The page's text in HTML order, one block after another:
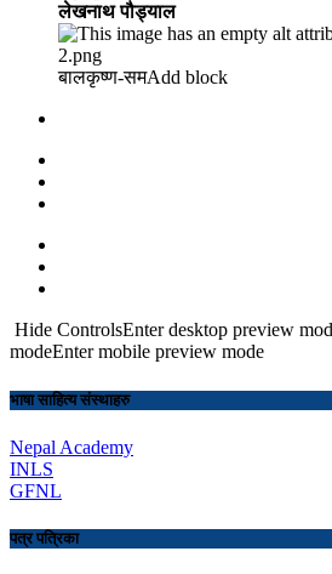
लेखनाथ पौड्याल
बालकृष्ण-सम Add block
Hide ControlsEnter desktop preview
modeEnter mobile preview mode
भाषा साहित्य संस्थाहरु
Nepal Academy
INLS
GFNL
पत्र पत्रिका